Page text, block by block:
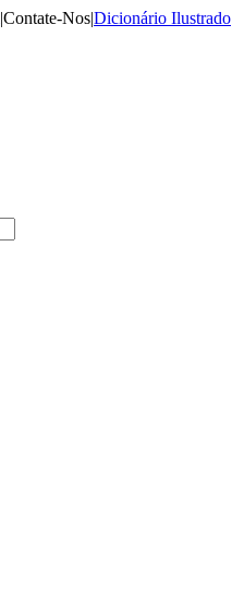
|Contate-Nos|Dicionário Ilustrado